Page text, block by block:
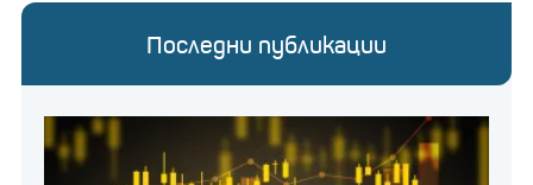
Последни публикации